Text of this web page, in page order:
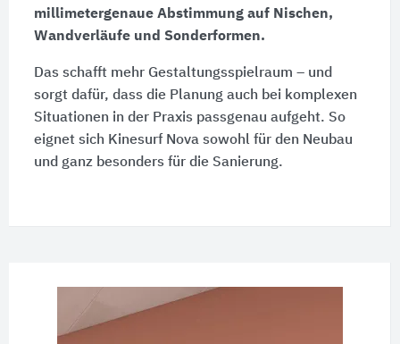
millimetergenaue Abstimmung auf Nischen,
Wandverläufe und Sonderformen.
Das schafft mehr Gestaltungsspielraum – und
sorgt dafür, dass die Planung auch bei komplexen
Situationen in der Praxis passgenau aufgeht. So
eignet sich Kinesurf Nova sowohl für den Neubau
und ganz besonders für die Sanierung.